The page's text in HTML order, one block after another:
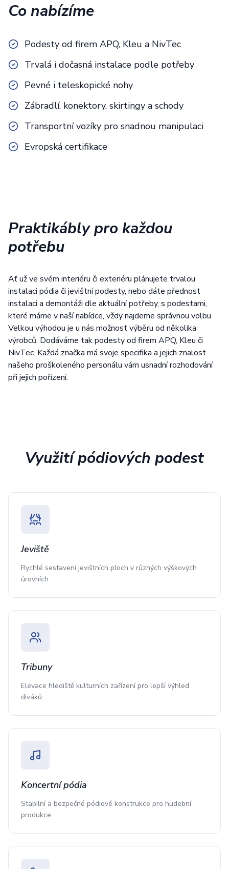
Co nabízíme
Podesty od firem APQ, Kleu a NivTec
Trvalá i dočasná instalace podle potřeby
Pevné i teleskopické nohy
Zábradlí, konektory, skirtingy a schody
Transportní vozíky pro snadnou manipulaci
Evropská certifikace
Praktikábly pro každou
potřebu
Ať už ve svém interiéru či exteriéru plánujete trvalou
instalaci pódia či jevištní podesty, nebo dáte přednost
instalaci a demontáži dle aktuální potřeby, s podestami,
které máme v naší nabídce, vždy najdeme správnou volbu.
Velkou výhodou je u nás možnost výběru od několika
výrobců. Dodáváme tak podesty od firem APQ, Kleu či
NivTec. Každá značka má svoje specifika a jejich znalost
našeho proškoleného personálu vám usnadní rozhodování
při jejich pořízení.
Využití pódiových podest
Jeviště
Rychlé sestavení jevištních ploch v různých výškových
úrovních.
Tribuny
Elevace hlediště kulturních zařízení pro lepší výhled
diváků.
Koncertní pódia
Stabilní a bezpečné pódiové konstrukce pro hudební
produkce.